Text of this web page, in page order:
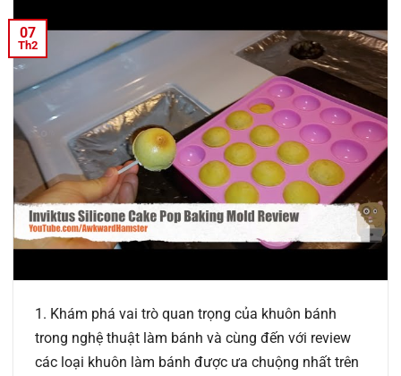
07
Th2
1. Khám phá vai trò quan trọng của khuôn bánh
trong nghệ thuật làm bánh và cùng đến với review
các loại khuôn làm bánh được ưa chuộng nhất trên